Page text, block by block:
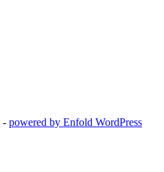
- powered by Enfold WordPress